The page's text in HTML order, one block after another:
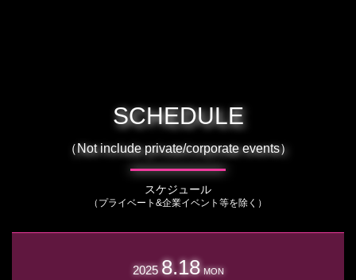
SCHEDULE
（Not include private/corporate events）
スケジュール
（プライベート&企業イベント等を除く）
2025 8.18 MON